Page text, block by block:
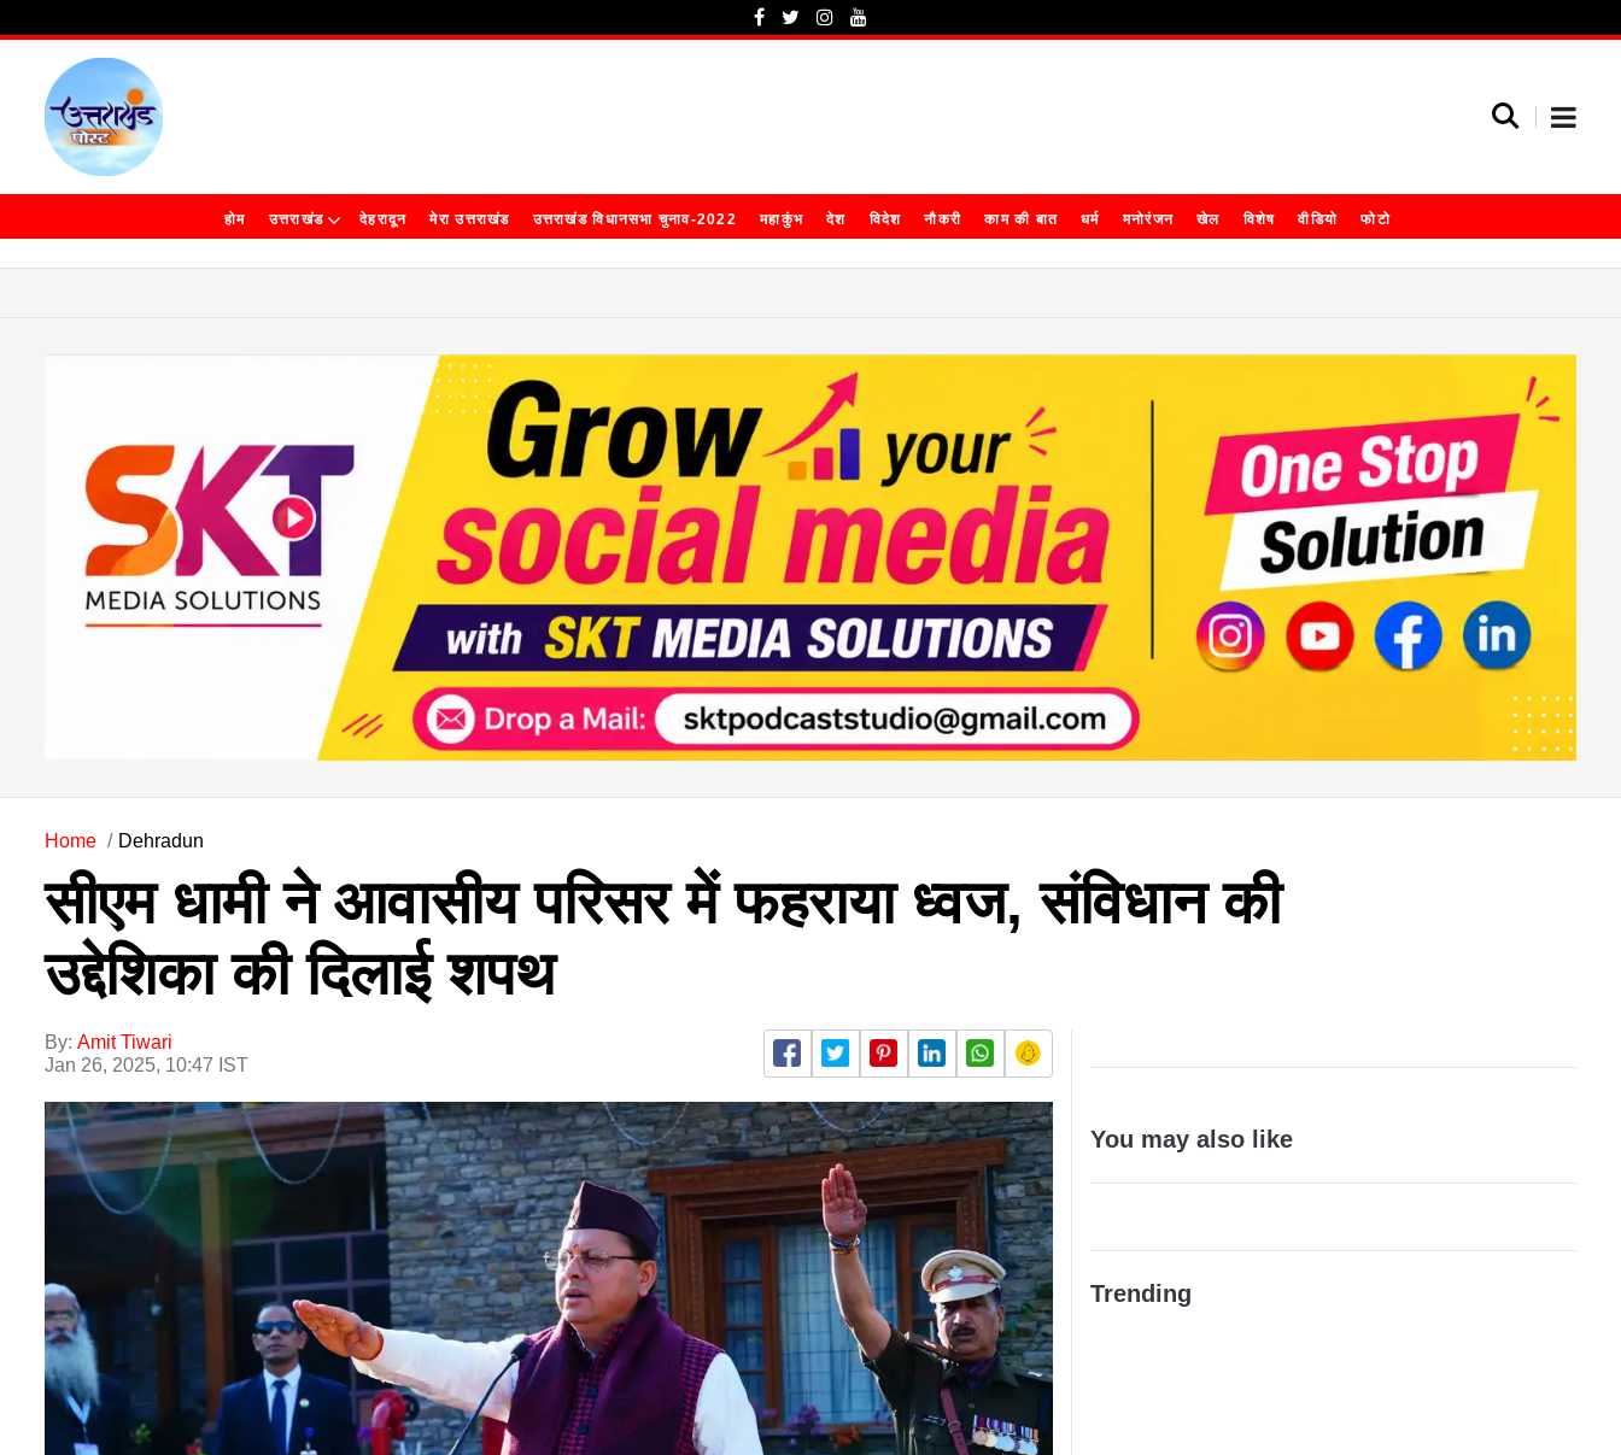
होम उत्तराखंड देहरादून मेरा उत्तराखंड उत्तराखंड विधानसभा चुनाव-2022 महाकुंभ देश विदेश नौकरी काम की बात धर्म मनोरंजन खेल विशेष वीडियो फोटो
Home Dehradun
सीएम धामी ने आवासीय परिसर में फहराया ध्वज, संविधान की
उद्देशिका की दिलाई शपथ
By: Amit Tiwari
Jan 26, 2025, 10:47 IST
You may also like
Trending